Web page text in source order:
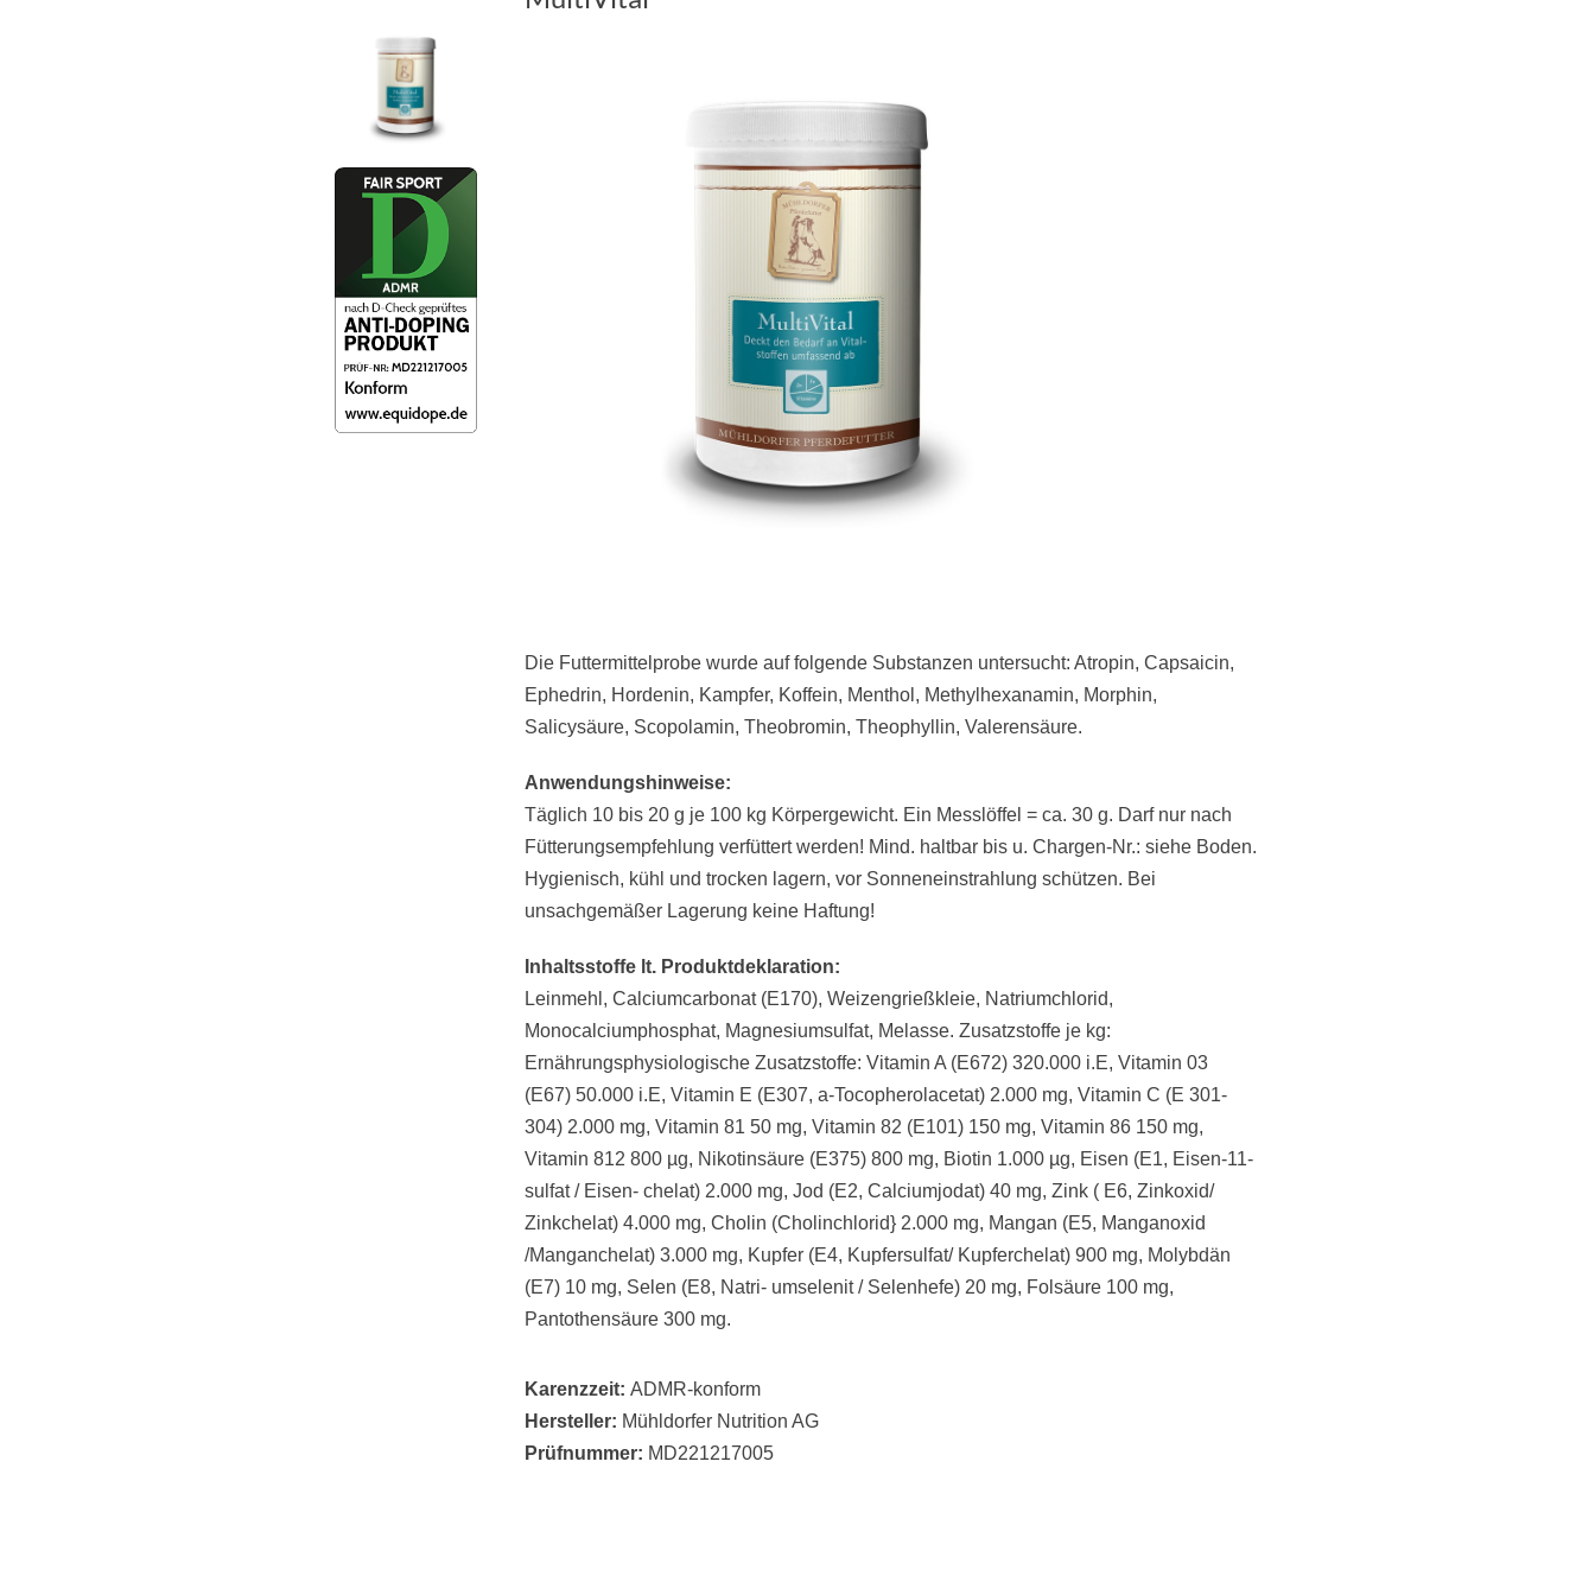
Die Futtermittelprobe wurde auf folgende Substanzen untersucht: Atropin, Capsaicin,
Ephedrin, Hordenin, Kampfer, Koffein, Menthol, Methylhexanamin, Morphin,
Salicysäure, Scopolamin, Theobromin, Theophyllin, Valerensäure.
Anwendungshinweise:
Täglich 10 bis 20 g je 100 kg Körpergewicht. Ein Messlöffel = ca. 30 g. Darf nur nach
Fütterungsempfehlung verfüttert werden! Mind. haltbar bis u. Chargen-Nr.: siehe Boden.
Hygienisch, kühl und trocken lagern, vor Sonneneinstrahlung schützen. Bei
unsachgemäßer Lagerung keine Haftung!
Inhaltsstoffe lt. Produktdeklaration:
Leinmehl, Calciumcarbonat (E170), Weizengrießkleie, Natriumchlorid,
Monocalciumphosphat, Magnesiumsulfat, Melasse. Zusatzstoffe je kg:
Ernährungsphysiologische Zusatzstoffe: Vitamin A (E672) 320.000 i.E, Vitamin 03
(E67) 50.000 i.E, Vitamin E (E307, a-Tocopherolacetat) 2.000 mg, Vitamin C (E 301-
304) 2.000 mg, Vitamin 81 50 mg, Vitamin 82 (E101) 150 mg, Vitamin 86 150 mg,
Vitamin 812 800 µg, Nikotinsäure (E375) 800 mg, Biotin 1.000 µg, Eisen (E1, Eisen-11-
sulfat / Eisen- chelat) 2.000 mg, Jod (E2, Calciumjodat) 40 mg, Zink ( E6, Zinkoxid/
Zinkchelat) 4.000 mg, Cholin (Cholinchlorid} 2.000 mg, Mangan (E5, Manganoxid
/Manganchelat) 3.000 mg, Kupfer (E4, Kupfersulfat/ Kupferchelat) 900 mg, Molybdän
(E7) 10 mg, Selen (E8, Natri- umselenit / Selenhefe) 20 mg, Folsäure 100 mg,
Pantothensäure 300 mg.
Karenzzeit: ADMR-konform
Hersteller: Mühldorfer Nutrition AG
Prüfnummer: MD221217005